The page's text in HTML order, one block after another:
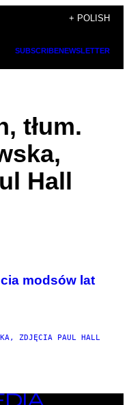
+ POLISH
SUBSCRIBENEWSLETTER
tłum.
Hall
modsów lat
ZDJĘCIA PAUL HALL